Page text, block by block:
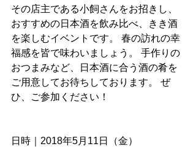
その店主である小飼さんをお招きし、
おすすめの日本酒を飲み比べ、きき酒
を楽しむイベントです。 春の訪れの幸
福感を皆で味わいましょう。 手作りの
おつまみなど、日本酒に合う酒の肴を
ご用意してお待ちしております。 ぜ
ひ、ご参加ください！
日時｜2018年5月11日（金）